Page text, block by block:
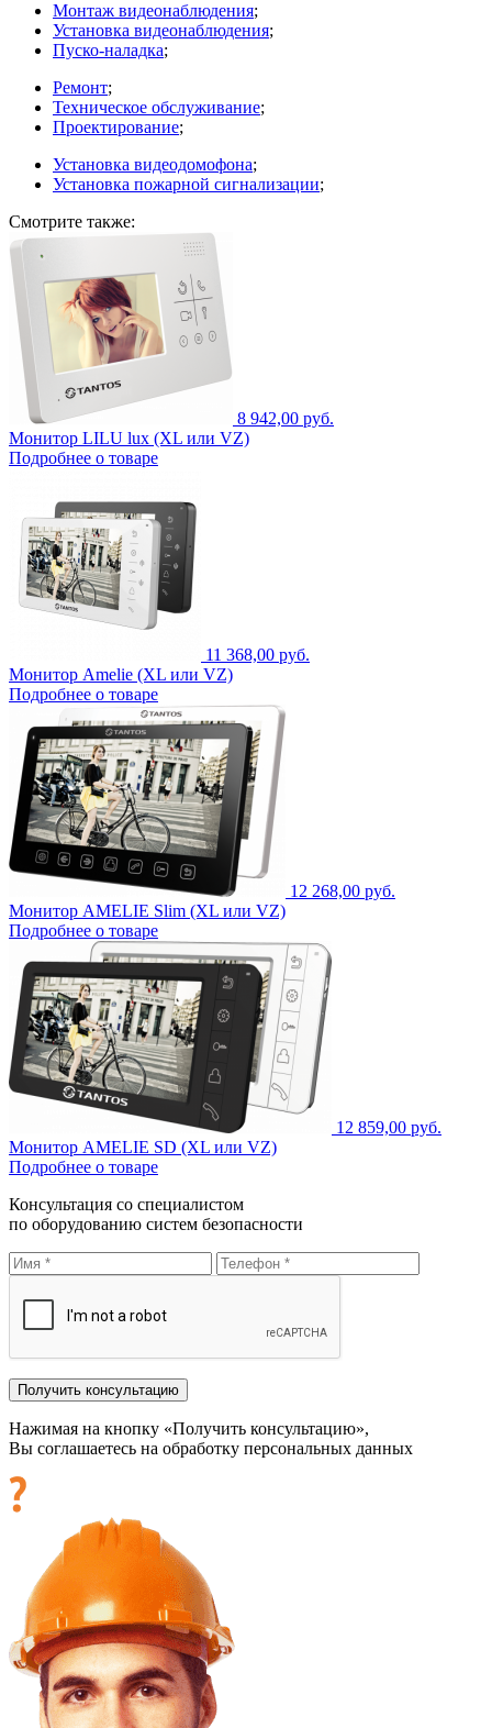
Монтаж видеонаблюдения;
Установка видеонаблюдения;
Пуско-наладка;
Ремонт;
Техническое обслуживание;
Проектирование;
Установка видеодомофона;
Установка пожарной сигнализации;
Смотрите также:
8 942,00 руб.
Монитор LILU lux (XL или VZ)
Подробнее о товаре
11 368,00 руб.
Монитор Amelie (XL или VZ)
Подробнее о товаре
12 268,00 руб.
Монитор AMELIE Slim (XL или VZ)
Подробнее о товаре
12 859,00 руб.
Монитор AMELIE SD (XL или VZ)
Подробнее о товаре
Консультация со специалистом
по оборудованию систем безопасности
Нажимая на кнопку «Получить консультацию»,
Вы соглашаетесь на обработку персональных данных